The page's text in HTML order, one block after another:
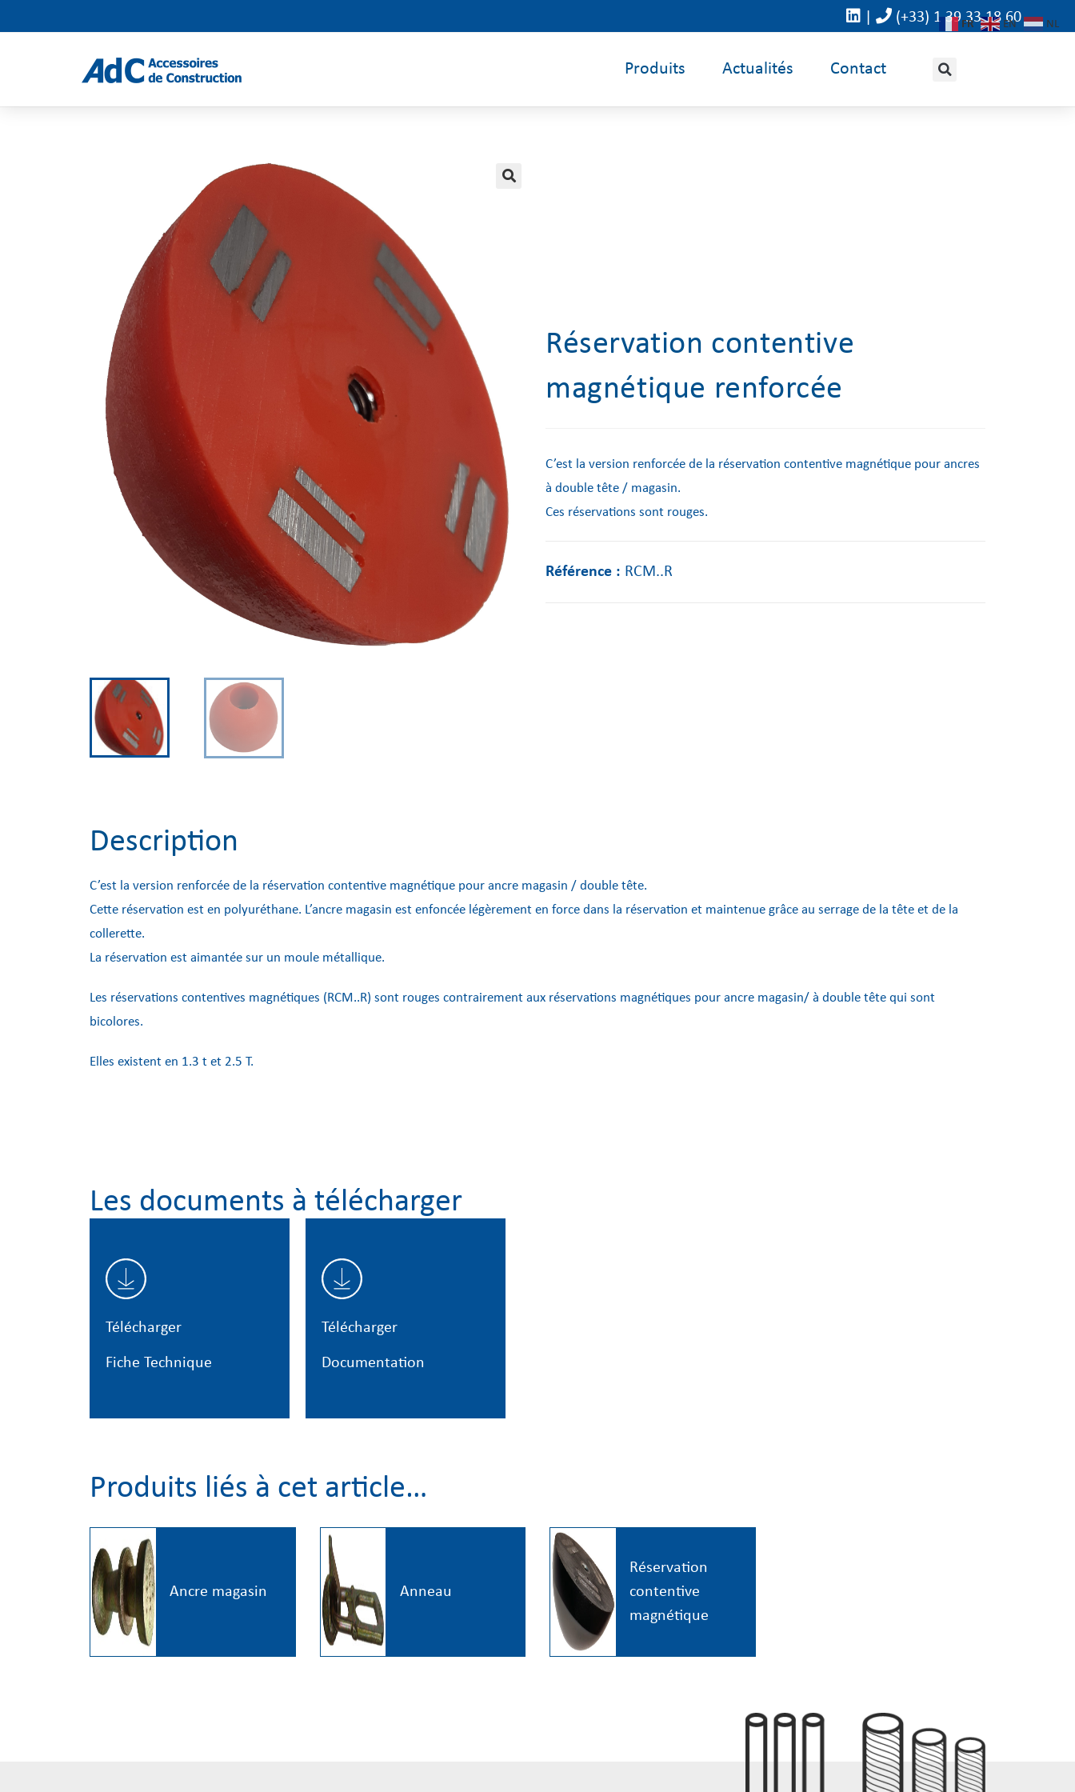
(+33) 1 39 33 18 60
Produits Actualités Contact
Réservation contentive
magnétique renforcée
C’est la version renforcée de la réservation contentive magnétique pour ancres
à double tête / magasin.
Ces réservations sont rouges.
Référence : RCM..R
Description
C’est la version renforcée de la réservation contentive magnétique pour ancre magasin / double tête.
Cette réservation est en polyuréthane. L’ancre magasin est enfoncée légèrement en force dans la réservation et maintenue grâce au serrage de la tête et de la
collerette.
La réservation est aimantée sur un moule métallique.
Les réservations contentives magnétiques (RCM..R) sont rouges contrairement aux réservations magnétiques pour ancre magasin/ à double tête qui sont
bicolores.
Elles existent en 1.3 t et 2.5 T.
Les documents à télécharger
Télécharger
Fiche Technique
Télécharger
Documentation
Produits liés à cet article…
Ancre magasin Anneau
Réservation
contentive
magnétique
FR EN NL